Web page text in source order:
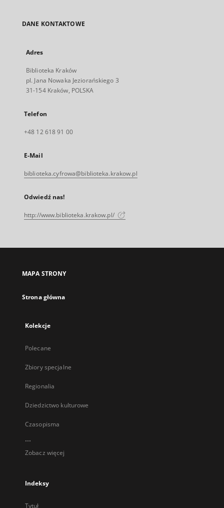
DANE KONTAKTOWE
Adres
Biblioteka Kraków
pl. Jana Nowaka Jeziorańskiego 3
31-154 Kraków, POLSKA
Telefon
+48 12 618 91 00
E-Mail
biblioteka.cyfrowa@biblioteka.krakow.pl
Odwiedź nas!
http://www.biblioteka.krakow.pl/
MAPA STRONY
Strona główna
Kolekcje
Polecane
Zbiory specjalne
Regionalia
Dziedzictwo kulturowe
Czasopisma
...
Zobacz więcej
Indeksy
Tytuł